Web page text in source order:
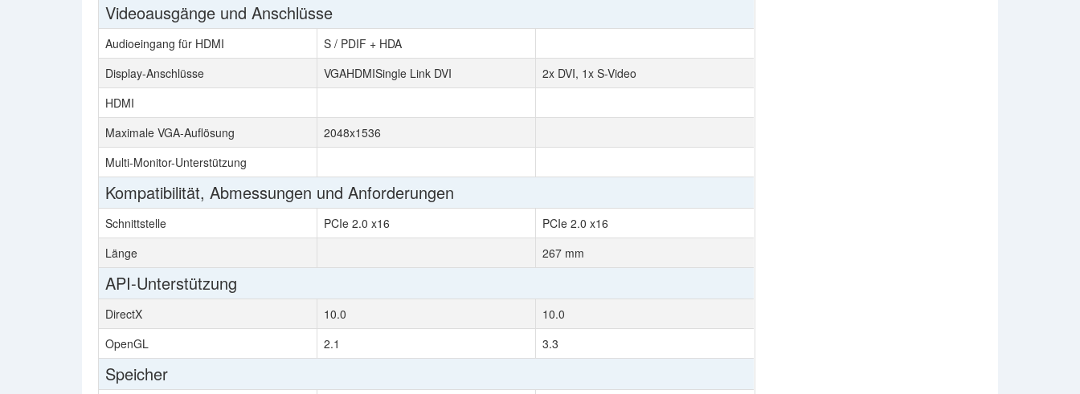
Videoausgänge und Anschlüsse
Audioeingang für HDMI
S / PDIF + HDA
Display-Anschlüsse
VGAHDMISingle Link DVI
2x DVI, 1x S-Video
HDMI
Maximale VGA-Auflösung
2048x1536
Multi-Monitor-Unterstützung
Kompatibilität, Abmessungen und Anforderungen
Schnittstelle PCIe 2.0 x16
PCIe 2.0 x16
Länge
267 mm
API-Unterstützung
DirectX 10.0
10.0
OpenGL
2.1 3.3
Speicher